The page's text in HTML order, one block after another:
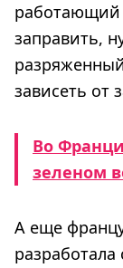
работающий
заправить,
зависеть от
Во
зеленом
А еще